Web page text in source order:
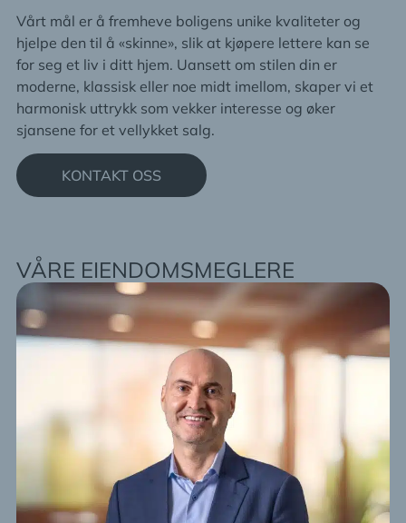
Vårt mål er å fremheve boligens unike kvaliteter og
hjelpe den til å «skinne», slik at kjøpere lettere kan se
for seg et liv i ditt hjem. Uansett om stilen din er
moderne, klassisk eller noe midt imellom, skaper vi et
harmonisk uttrykk som vekker interesse og øker
sjansene for et vellykket salg.
KONTAKT OSS
VÅRE EIENDOMSMEGLERE